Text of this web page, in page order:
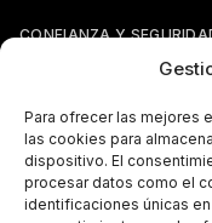
Para ofrecer las mejores
las cookies para
dispositivo. El
procesar datos como el
identificaciones únicas
CONFIANZA Y
Si tienes otra forma de